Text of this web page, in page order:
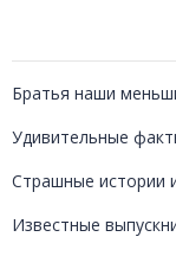
Братья наши
Удивительные
Страшные истории
Известные